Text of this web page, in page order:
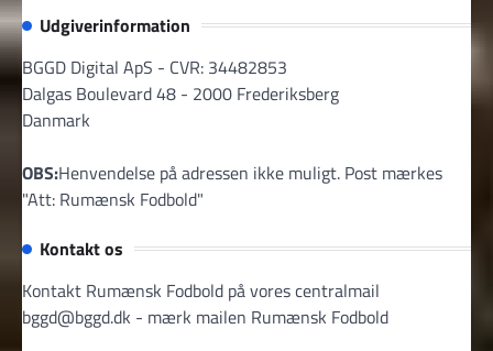
Udgiverinformation
BGGD Digital ApS - CVR: 34482853
Dalgas Boulevard 48 - 2000 Frederiksberg
Danmark
OBS:Henvendelse på adressen ikke muligt. Post mærkes
"Att: Rumænsk Fodbold"
Kontakt os
Kontakt Rumænsk Fodbold på vores centralmail
bggd@bggd.dk - mærk mailen Rumænsk Fodbold